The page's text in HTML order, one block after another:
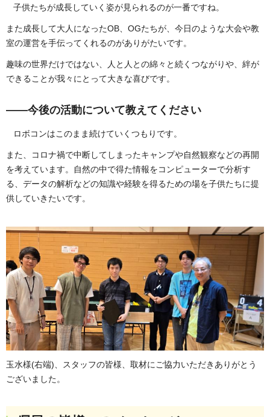
子供たちが成長していく姿が見られるのが一番ですね。
また成長して大人になったOB、OGたちが、今日のような大会や教
室の運営を手伝ってくれるのがありがたいです。
趣味の世界だけではない、人と人との綿々と続くつながりや、絆が
できることが我々にとって大きな喜びです。
——今後の活動について教えてください
ロボコンはこのまま続けていくつもりです。
また、コロナ禍で中断してしまったキャンプや自然観察などの再開
を考えています。自然の中で得た情報をコンピューターで分析す
る、データの解析などの知識や経験を得るための場を子供たちに提
供していきたいです。
玉水様(右端)、スタッフの皆様、取材にご協力いただきありがとう
ございました。